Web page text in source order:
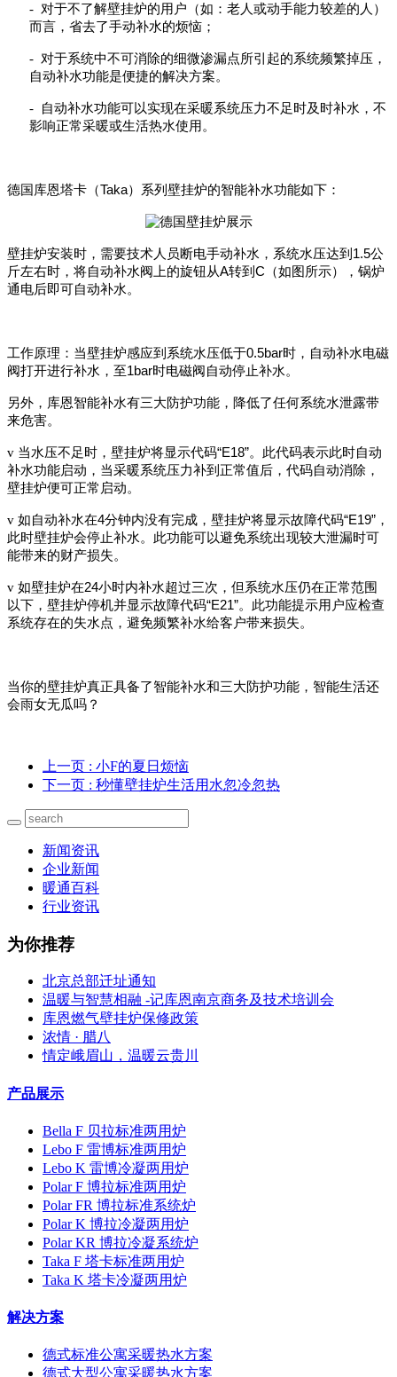
- 对于不了解壁挂炉的用户（如：老人或动手能力较差的人）
而言，省去了手动补水的烦恼；
- 对于系统中不可消除的细微渗漏点所引起的系统频繁掉压，
自动补水功能是便捷的解决方案。
-
自动补水功能可以实现在采暖系统压力不足时及时补水，不
影响正常采暖或生活热水使用。
德国库恩塔卡（Taka）系列壁挂炉的智能补水功能如下：
壁挂炉安装时，需要技术人员断电手动补水，系统水压达到 1.5公
斤左右时，将自动补水阀上的旋钮从A转到 C （如图所示），锅炉
通电后即可自动补水。
工作原理：当壁挂炉感应到系统水压低于0.5bar时，自动补水电磁
阀打开进行补水，至1bar时电磁阀自动停止补水。
另外，库恩智能补水有三大防护功能，降低了任何系统水泄露带
来危害。
v 当水压不足时，壁挂炉将显示代码“E18”。此代码表示此时自动
补水功能启动，当采暖系统压力补到正常值后，代码自动消除，
壁挂炉便可正常启动。
v 如自动补水在4分钟内没有完成，壁挂炉将显示故障代码“E19” ，
此时壁挂炉会停止补水。此功能可以避免系统出现较大泄漏时可
能带来的财产损失。
v 如壁挂炉在24小时内补水超过三次，但系统水压仍在正常范围
以下，壁挂炉停机并显示故障代码“E21”。此功能提示用户应检查
系统存在的失水点，避免频繁补水给客户带来损失。
当你的壁挂炉真正具备了智能补水和三大防护功能，智能生活还
会雨女无瓜吗？
上一页 : 小F的夏日烦恼
下一页 : 秒懂壁挂炉生活用水忽冷忽热
新闻资讯
企业新闻
暖通百科
行业资讯
为你推荐
北京总部迁址通知
温暖与智慧相融 -记库恩南京商务及技术培训会
库恩燃气壁挂炉保修政策
浓情 · 腊八
情定峨眉山，温暖云贵川
产品展示
Bella F 贝拉标准两用炉
Lebo F 雷博标准两用炉
Lebo K 雷博冷凝两用炉
Polar F 博拉标准两用炉
Polar FR 博拉标准系统炉
Polar K 博拉冷凝两用炉
Polar KR 博拉冷凝系统炉
Taka F 塔卡标准两用炉
Taka K 塔卡冷凝两用炉
解决方案
德式标准公寓采暖热水方案
德式大型公寓采暖热水方案